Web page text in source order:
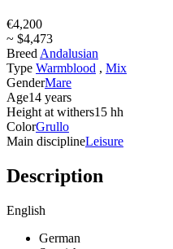
€4,200
~ $4,473
Breed Andalusian
Type Warmblood , Mix
GenderMare
Age14 years
Height at withers15 hh
ColorGrullo
Main disciplineLeisure
Description
English
German